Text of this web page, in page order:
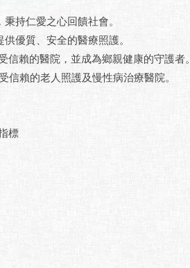
持仁愛之心回饋社會。
優質、安全的醫療照護。
賴的醫院，並成為鄉親健康的守護者。
信賴的老人照護及慢性病治療醫院。
標